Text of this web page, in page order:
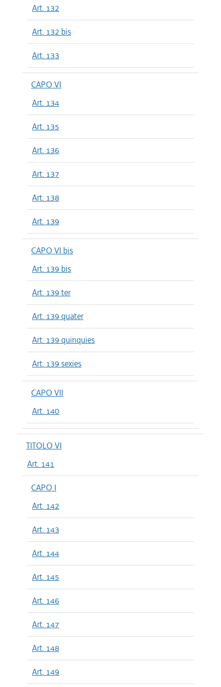
Art. 132
Art. 132 bis
Art. 133
CAPO VI
Art. 134
Art. 135
Art. 136
Art. 137
Art. 138
Art. 139
CAPO VI bis
Art. 139 bis
Art. 139 ter
Art. 139 quater
Art. 139 quinquies
Art. 139 sexies
CAPO VII
Art. 140
TITOLO VI
Art. 141
CAPO I
Art. 142
Art. 143
Art. 144
Art. 145
Art. 146
Art. 147
Art. 148
Art. 149